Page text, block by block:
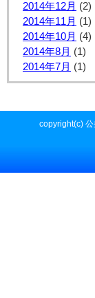
2014年12月 (2)
2014年11月 (1)
2014年10月 (4)
2014年8月 (1)
2014年7月 (1)
copyright(c)